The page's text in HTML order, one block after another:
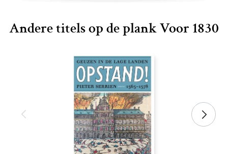
Andere titels op de plank Voor 1830